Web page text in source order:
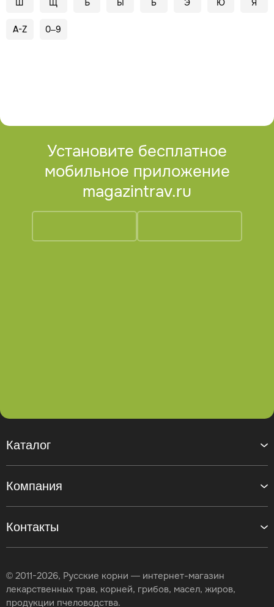
Ш Щ Ъ Ы Ь Э Ю Я
A-Z 0–9
Установите бесплатное
мобильное приложение
magazintrav.ru
Контакты
Каталог
Компания
© 2011-2026, Русские корни — интернет-магазин
лекарственных трав, корней, грибов, масел, жиров,
продукции пчеловодства.